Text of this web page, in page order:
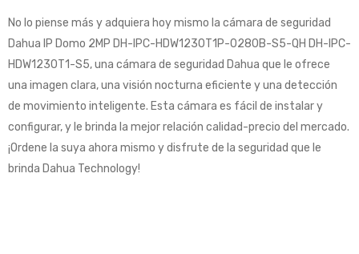
No lo piense más y adquiera hoy mismo la cámara de seguridad
Dahua IP Domo 2MP DH-IPC-HDW1230T1P-0280B-S5-QH DH-IPC-
HDW1230T1-S5, una cámara de seguridad Dahua que le ofrece
una imagen clara, una visión nocturna eficiente y una detección
de movimiento inteligente. Esta cámara es fácil de instalar y
configurar, y le brinda la mejor relación calidad-precio del mercado.
¡Ordene la suya ahora mismo y disfrute de la seguridad que le
brinda Dahua Technology!